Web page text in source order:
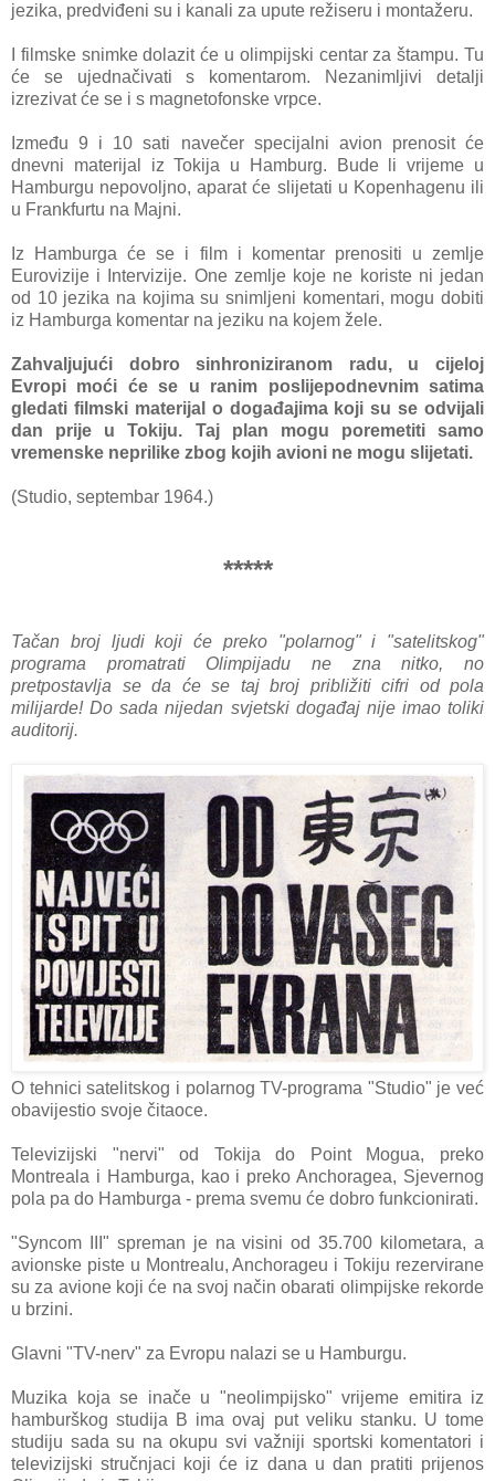
jezika, predviđeni su i kanali za upute režiseru i montažeru.
I filmske snimke dolazit će u olimpijski centar za štampu. Tu
će se ujednačivati s komentarom. Nezanimljivi detalji
izrezivat će se i s magnetofonske vrpce.
Između 9 i 10 sati navečer specijalni avion prenosit će
dnevni materijal iz Tokija u Hamburg. Bude li vrijeme u
Hamburgu nepovoljno, aparat će slijetati u Kopenhagenu ili
u Frankfurtu na Majni.
Iz Hamburga će se i film i komentar prenositi u zemlje
Eurovizije i Intervizije. One zemlje koje ne koriste ni jedan
od 10 jezika na kojima su snimljeni komentari, mogu dobiti
iz Hamburga komentar na jeziku na kojem žele.
Zahvaljujući dobro sinhroniziranom radu, u cijeloj
Evropi moći će se u ranim poslijepodnevnim satima
gledati filmski materijal o događajima koji su se odvijali
dan prije u Tokiju. Taj plan mogu poremetiti samo
vremenske neprilike zbog kojih avioni ne mogu slijetati.
(Studio, septembar 1964.)
*****
Tačan broj ljudi koji će preko "polarnog" i "satelitskog"
programa promatrati Olimpijadu ne zna nitko, no
pretpostavlja se da će se taj broj približiti cifri od pola
milijarde! Do sada nijedan svjetski događaj nije imao toliki
auditorij.
O tehnici satelitskog i polarnog TV-programa "Studio" je već
obavijestio svoje čitaoce.
Televizijski "nervi" od Tokija do Point Mogua, preko
Montreala i Hamburga, kao i preko Anchoragea, Sjevernog
pola pa do Hamburga - prema svemu će dobro funkcionirati.
"Syncom III" spreman je na visini od 35.700 kilometara, a
avionske piste u Montrealu, Anchorageu i Tokiju rezervirane
su za avione koji će na svoj način obarati olimpijske rekorde
u brzini.
Glavni "TV-nerv" za Evropu nalazi se u Hamburgu.
Muzika koja se inače u "neolimpijsko" vrijeme emitira iz
hamburškog studija B ima ovaj put veliku stanku. U tome
studiju sada su na okupu svi važniji sportski komentatori i
televizijski stručnjaci koji će iz dana u dan pratiti prijenos